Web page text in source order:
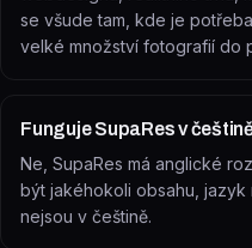
se všude tam, kde je
velké množství fotografií do
Funguje SupaRes v
Ne, SupaRes má anglické
být jakéhokoli obsahu,
nejsou v češtině.